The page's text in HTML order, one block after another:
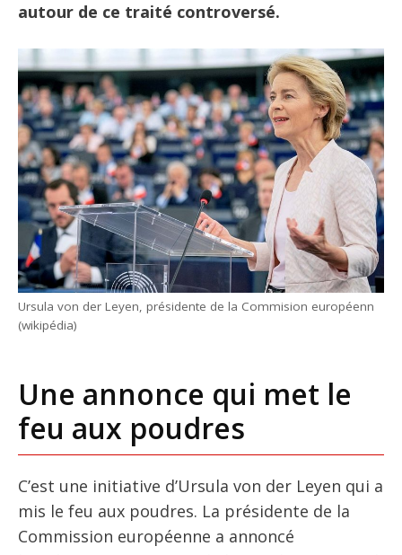
autour de ce traité controversé.
Ursula von der Leyen, présidente de la Commision européenn
(wikipédia)
Une annonce qui met le
feu aux poudres
C’est une initiative d’Ursula von der Leyen qui a
mis le feu aux poudres. La présidente de la
Commission européenne a annoncé